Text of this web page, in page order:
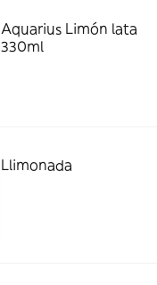
Aquarius Limón lata
330ml
Llimonada